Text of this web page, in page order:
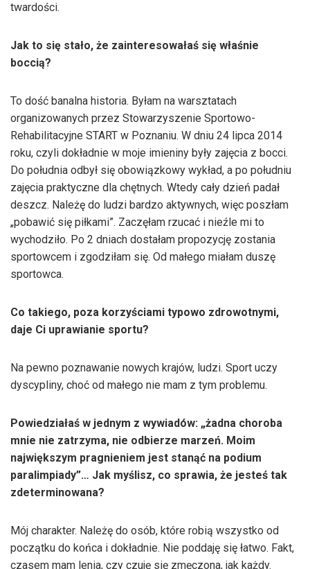
twardości.
Jak to się stało, że zainteresowałaś się właśnie
boccią?
To dość banalna historia. Byłam na warsztatach
organizowanych przez Stowarzyszenie Sportowo-
Rehabilitacyjne START w Poznaniu. W dniu 24 lipca 2014
roku, czyli dokładnie w moje imieniny były zajęcia z bocci.
Do południa odbył się obowiązkowy wykład, a po południu
zajęcia praktyczne dla chętnych. Wtedy cały dzień padał
deszcz. Należę do ludzi bardzo aktywnych, więc poszłam
„pobawić się piłkami”. Zaczęłam rzucać i nieźle mi to
wychodziło. Po 2 dniach dostałam propozycję zostania
sportowcem i zgodziłam się. Od małego miałam duszę
sportowca.
Co takiego, poza korzyściami typowo zdrowotnymi,
daje Ci uprawianie sportu?
Na pewno poznawanie nowych krajów, ludzi. Sport uczy
dyscypliny, choć od małego nie mam z tym problemu.
Powiedziałaś w jednym z wywiadów: „żadna choroba
mnie nie zatrzyma, nie odbierze marzeń. Moim
największym pragnieniem jest stanąć na podium
paralimpiady”… Jak myślisz, co sprawia, że jesteś tak
zdeterminowana?
Mój charakter. Należę do osób, które robią wszystko od
początku do końca i dokładnie. Nie poddaję się łatwo. Fakt,
czasem mam lenia, czy czuję się zmęczona, jak każdy.